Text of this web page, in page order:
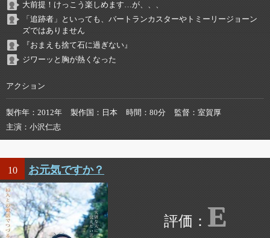
大前提！けっこう楽しめます…が、、、
「追跡者」といっても、バートランカスターやトミーリージョーン
ズではありません
『おまえも捨て石に過ぎない』
ジワーッと胸が熱くなった
アクション
製作年 2012年 製作国 日本 時間 80分 監督
室賀厚
主演
小沢仁志
10 お元気ですか？
E